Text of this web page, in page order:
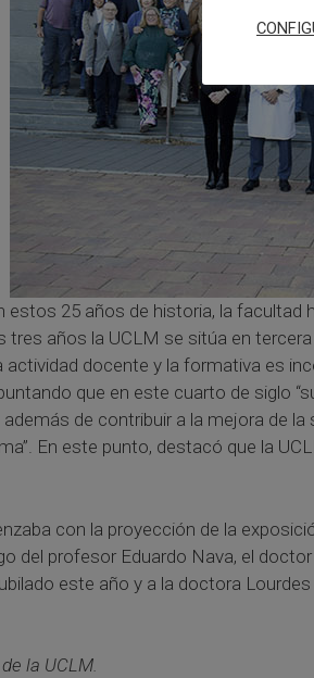
estos 25 años de historia, la
años la UCLM se sitúa en
actividad docente y la formativa es
que en este cuarto de
de contribuir a la mejora de
En este punto, destacó que la
con la proyección de la
del profesor Eduardo Nava, el
este año y a la doctora
la UCLM.